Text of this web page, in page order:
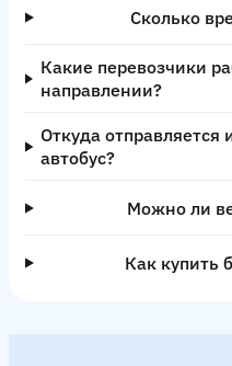
Сколько
Какие перевозчики
направлении?
Откуда отправляется
автобус?
Можно ли
Как купить